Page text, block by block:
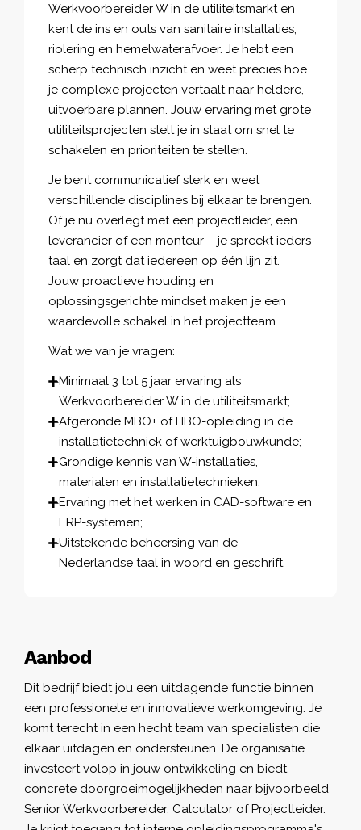
Aanbod
Dit bedrijf biedt jou een uitdagende functie binnen
een professionele en innovatieve werkomgeving. Je
komt terecht in een hecht team van specialisten die
elkaar uitdagen en ondersteunen. De organisatie
investeert volop in jouw ontwikkeling en biedt
concrete doorgroeimogelijkheden naar bijvoorbeeld
Senior Werkvoorbereider, Calculator of Projectleider.
Werkvoorbereider W in de utiliteitsmarkt en
kent de ins en outs van sanitaire installaties,
riolering en hemelwaterafvoer. Je hebt een
scherp technisch inzicht en weet precies hoe
je complexe projecten vertaalt naar heldere,
uitvoerbare plannen. Jouw ervaring met grote
utiliteitsprojecten stelt je in staat om snel te
schakelen en prioriteiten te stellen.
Je bent communicatief sterk en weet
verschillende disciplines bij elkaar te brengen.
Of je nu overlegt met een projectleider, een
leverancier of een monteur – je spreekt ieders
taal en zorgt dat iedereen op één lijn zit.
Jouw proactieve houding en
oplossingsgerichte mindset maken je een
waardevolle schakel in het projectteam.
Wat we van je vragen:
Minimaal 3 tot 5 jaar ervaring als
Werkvoorbereider W in de utiliteitsmarkt;
Afgeronde MBO+ of HBO-opleiding in de
installatietechniek of werktuigbouwkunde;
Grondige kennis van W-installaties,
materialen en installatietechnieken;
Ervaring met het werken in CAD-software en
ERP-systemen;
Uitstekende beheersing van de
Nederlandse taal in woord en geschrift.